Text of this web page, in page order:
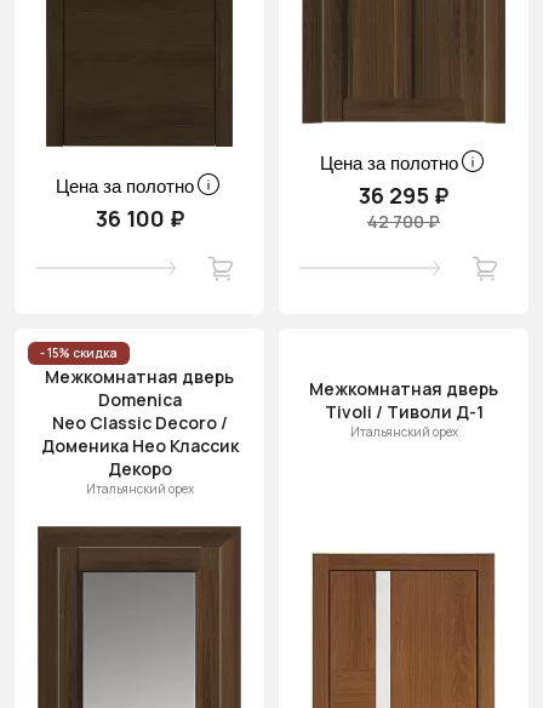
Цена за полотно
36 100 ₽
Цена за полотно
36 295 ₽
42 700 ₽
- 15% скидка
Межкомнатная дверь
Domenica
Neo Classic Decoro /
Доменика Нео Классик
Декоро
Итальянский орех
Межкомнатная дверь
Tivoli / Тиволи Д-1
Итальянский орех